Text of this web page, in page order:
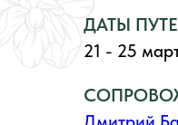
ДАТЫ
21 - 25